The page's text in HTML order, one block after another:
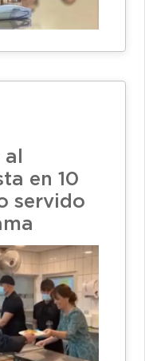
en 10
servido